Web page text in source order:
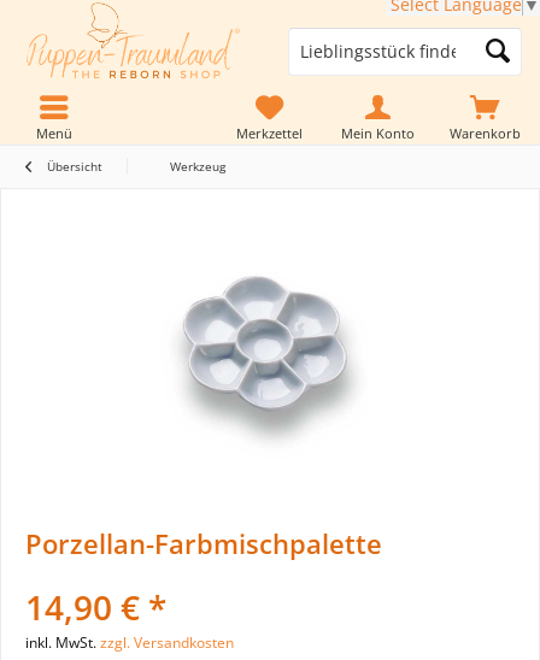
Warenkorb
Merkzettel Mein Konto
Menü
Übersicht Werkzeug
Porzellan-Farbmischpalette
14,90 € *
inkl. MwSt.zzgl. Versandkosten